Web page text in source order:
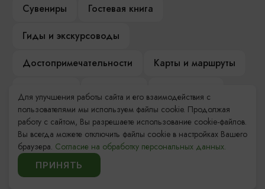
Сувениры
Гостевая книга
Гиды и экскурсоводы
Достопримечательности
Карты и маршруты
Компас Балтийской кухни
Настоящий Калининградец
Музеи
Для улучшения работы сайта и его взаимодействия с
пользователями мы используем файлы cookie. Продолжая
работу с сайтом, Вы разрешаете использование cookie-файлов.
Вы всегда можете отключить файлы cookie в настройках Вашего
браузера. Согласие на обработку персональных данных.
ПРИНЯТЬ